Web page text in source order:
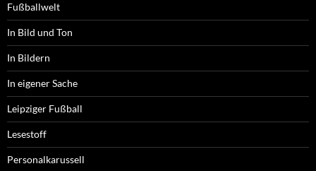
Fußballwelt
In Bild und Ton
In Bildern
In eigener Sache
Leipziger Fußball
Lesestoff
Personalkarussell